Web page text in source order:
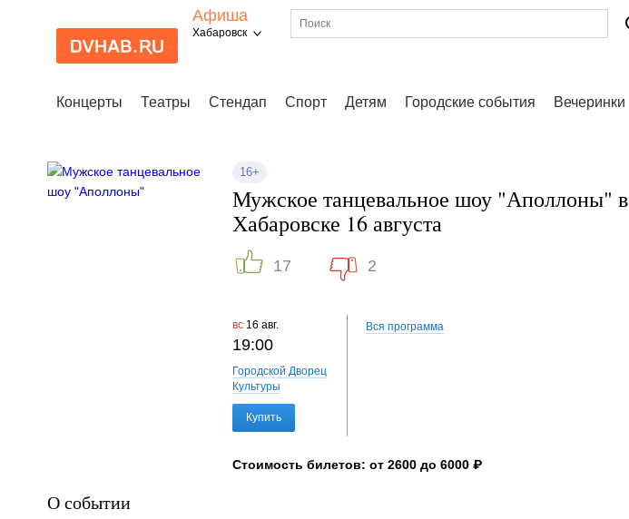
Афиша
Хабаровск
Концерты Театры Стендап Спорт Детям Городские события Вечеринки
16+
Мужское танцевальное шоу "Аполлоны" в
Хабаровске 16 августа
17 2
вс 16 авг.
19:00
Городской Дворец
Культуры
Купить
Вся программа
Стоимость билетов: от 2600 до 6000 ₽
О событии